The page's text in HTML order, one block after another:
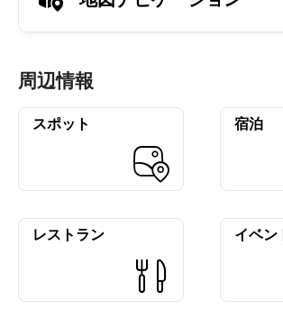
周辺情報
スポット 宿泊
レストラン イベン